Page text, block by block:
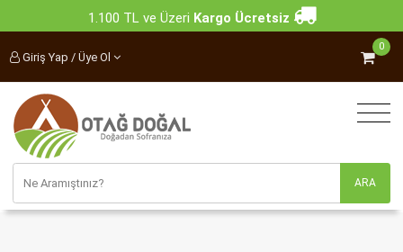
1.100 TL ve Üzeri Kargo Ücretsiz
Giriş Yap / Üye Ol
0